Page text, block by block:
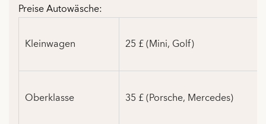
Preise Autowäsche:
Kleinwagen 25 £ (Mini, Golf)
Oberklasse 35 £ (Porsche, Mercedes)